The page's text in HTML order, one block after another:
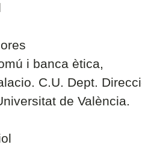
i banca ètica,
C.U. Dept.
de València.